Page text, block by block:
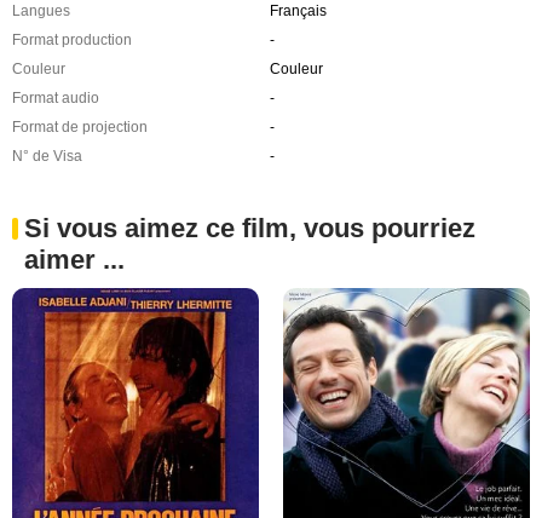
Langues
Français
Format production
-
Couleur
Couleur
Format audio
-
Format de projection
-
N° de Visa
-
Si vous aimez ce film, vous pourriez
aimer ...